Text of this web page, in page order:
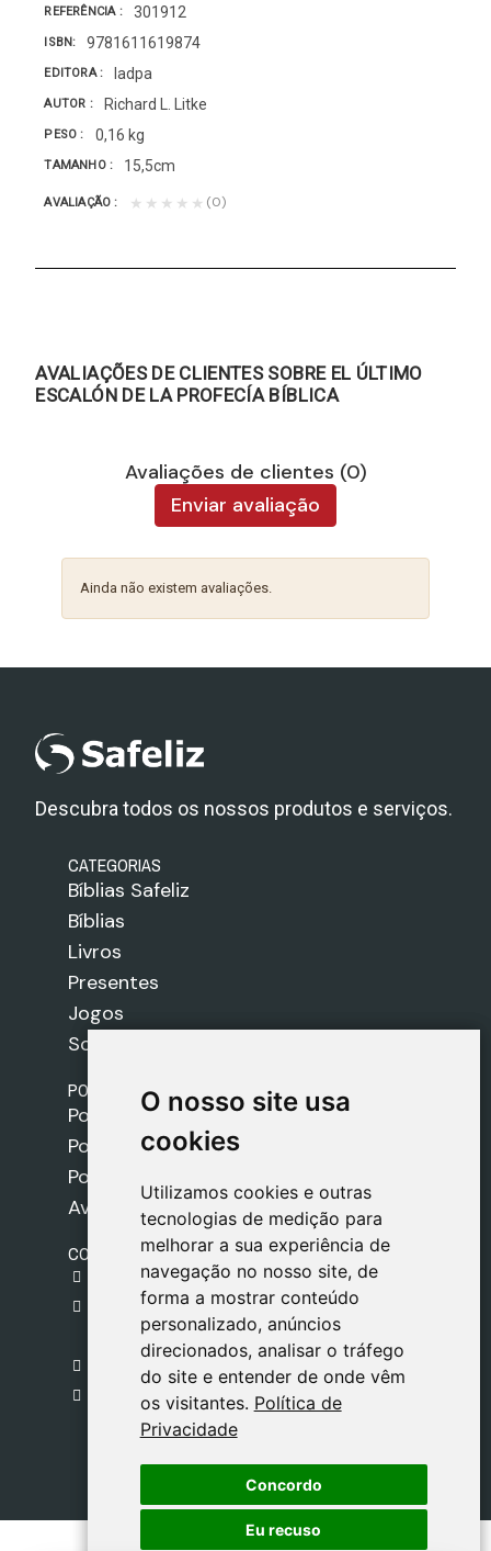
O nosso site usa
cookies
Utilizamos cookies e outras
tecnologias de medição para
melhorar a sua experiência de
navegação no nosso site, de
forma a mostrar conteúdo
personalizado, anúncios
direcionados, analisar o tráfego
do site e entender de onde vêm
os visitantes. Política de
Privacidade
Concordo
Eu recuso
O nosso site usa
cookies
Utilizamos cookies e outras
tecnologias de medição para
melhorar a sua experiência de
navegação no nosso site, de
forma a mostrar conteúdo
personalizado, anúncios
direcionados, analisar o tráfego
do site e entender de onde vêm
os visitantes. Política de
Privacidade
Concordo
Eu recuso
REFERÊNCIA 301912
ISBN 9781611619874
EDITORA Iadpa
AUTOR Richard L. Litke
PESO 0,16 kg
TAMANHO 15,5cm
AVALIAÇÃO ★★★★★ (0)
AVALIAÇÕES DE CLIENTES SOBRE EL ÚLTIMO
ESCALÓN DE LA PROFECÍA BÍBLICA
Avaliações de clientes (0)
Enviar avaliação
Ainda não existem avaliações.
Descubra todos os nossos produtos e serviços.
CATEGORIAS
Bíblias Safeliz
Bíblias
Livros
Presentes
Jogos
Sobre nós
POLÍTICAS
Política de Envios
Política de Cookies
Política de Privacidade
Aviso Legal
CONTACTO
gestion@safeliz.com
C. del Pradillo, 6, 28770 Colmenar Viejo,
Madrid
+34 918 459 877
Segunda a Sexta
09:00 - 13:00